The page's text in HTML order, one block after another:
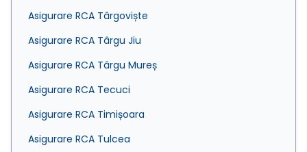
Asigurare RCA Târgoviște
Asigurare RCA Târgu Jiu
Asigurare RCA Târgu Mureș
Asigurare RCA Tecuci
Asigurare RCA Timișoara
Asigurare RCA Tulcea